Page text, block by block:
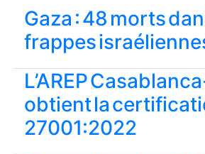
Gaza : 48 morts
frappes
L’AREP
obtient la
27001:2022